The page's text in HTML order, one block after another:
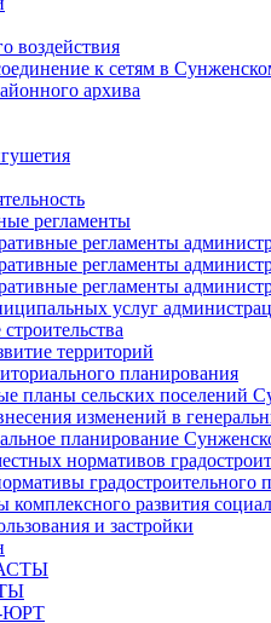
воздействия
к сетям в
архива
регламенты
регламенты
регламенты
регламенты
услуг
территорий
планирования
планы сельских поселений
изменений в
планирование
нормативов
градостроительного
комплексного развития
и застройки
ЮРТ